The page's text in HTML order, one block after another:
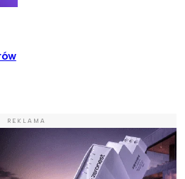
REKLAMA